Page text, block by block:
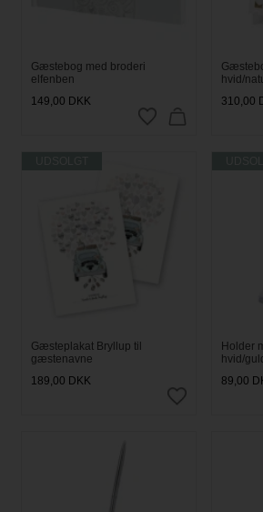
Gæstebog med broderi
elfenben
149,00 DKK
hvid/
310,00
Gæsteplakat Bryllup til
gæstenavne
189,00 DKK
Holder
hvid/guld
89,00